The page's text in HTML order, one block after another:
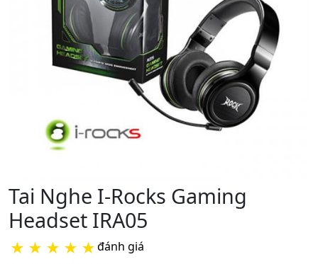
Tai Nghe I-Rocks Gaming
Headset IRA05
★ ★ ★ ★ ★đánh giá